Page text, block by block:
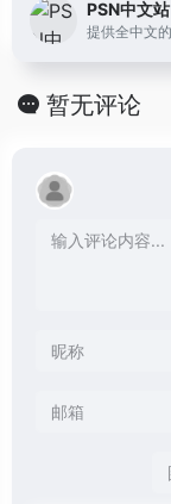
PSN中文站
暂无评论